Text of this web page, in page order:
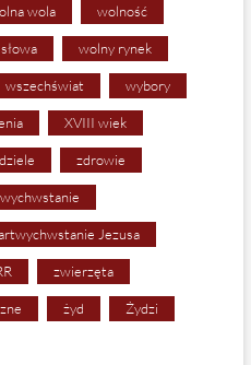
wola wolność
wolny rynek
wszechświat wybory
XVIII wiek
zdrowie
Jezusa
zwierzęta
żyd Żydzi